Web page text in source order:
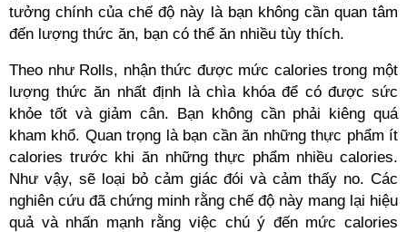
tưởng chính của chế độ này là bạn không cần quan tâm
đến lượng thức ăn, bạn có thể ăn nhiều tùy thích.
Theo như Rolls, nhận thức được mức calories trong một
lượng thức ăn nhất định là chìa khóa để có được sức
khỏe tốt và giảm cân. Bạn không cần phải kiêng quá
kham khổ. Quan trọng là bạn cần ăn những thực phẩm ít
calories trước khi ăn những thực phẩm nhiều calories.
Như vậy, sẽ loại bỏ cảm giác đói và cảm thấy no. Các
nghiên cứu đã chứng minh rằng chế độ này mang lại hiệu
quả và nhấn mạnh rằng việc chú ý đến mức calories